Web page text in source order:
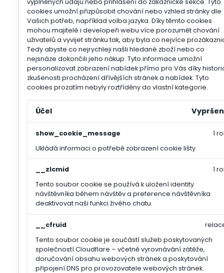
vyplněných údajů nebo přihlášení do zákaznické sekce.
Tyto
cookies umožní přizpůsobit chování nebo vzhled stránky dle
Vašich potřeb, například volba jazyka. Díky těmto cookies
mohou majitelé i developeři webu více porozumět chování
uživatelů a vyvijet stránku tak, aby byla co nejvíce
Tedy abyste co nejrychleji našli hledané zboží nebo co
nejsnáze dokončili jeho nákup. Tyto informace umožní
personalizovat zobrazení nabídek přímo pro Vás díky
zkušenosti procházení dřívějších stránek a nabídek. Tyto
cookies prozatím nebyly roztříděny do vlastní kategorie.
Účel
show_cookie_message
Ukládá informaci o potřebě zobrazení cookie lišty
1
__zlcmid
Tento soubor cookie se používá k uložení identity
návštěvníka během návštěv a preference návštěvníka
deaktivovat naši funkci živého chatu.
1
__cfruid
Tento soubor cookie je součástí služeb poskytovaných
společností Cloudflare – včetně vyrovnávání zátěže,
doručování obsahu webových stránek a poskytování
připojení DNS pro provozovatele webových stránek.